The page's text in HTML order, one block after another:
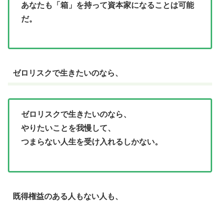
あなたも「箱」を持って資本家になることは可能
だ。
ゼロリスクで生きたいのなら、
ゼロリスクで生きたいのなら、
やりたいことを我慢して、
つまらない人生を受け入れるしかない。
既得権益のある人もない人も、